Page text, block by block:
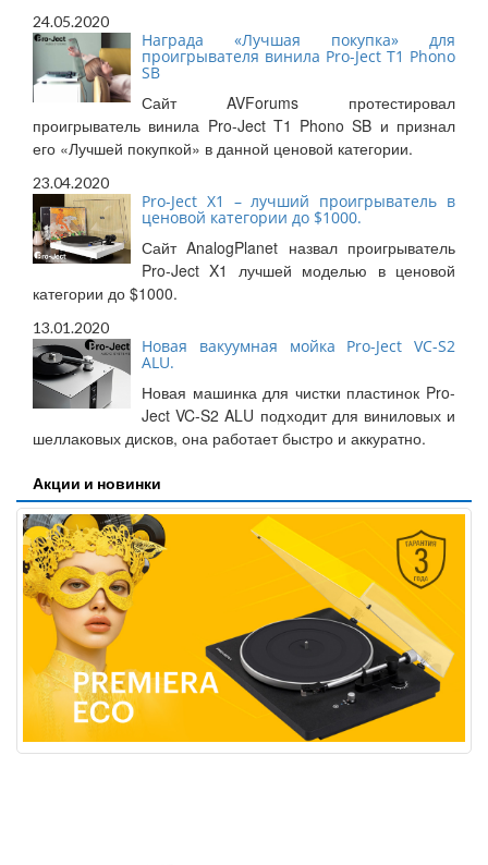
24.05.2020
Награда «Лучшая покупка» для
проигрывателя винила Pro-Ject T1 Phono
SB
Сайт AVForums протестировал
проигрыватель винила Pro-Ject T1 Phono SB и признал
его «Лучшей покупкой» в данной ценовой категории.
23.04.2020
Pro-Ject X1 – лучший проигрыватель в
ценовой категории до $1000.
Сайт AnalogPlanet назвал проигрыватель
Pro-Ject X1 лучшей моделью в ценовой
категории до $1000.
13.01.2020
Новая вакуумная мойка Pro-Ject VC-S2
ALU.
Новая машинка для чистки пластинок Pro-
Ject VC-S2 ALU подходит для виниловых и
шеллаковых дисков, она работает быстро и аккуратно.
Акции и новинки